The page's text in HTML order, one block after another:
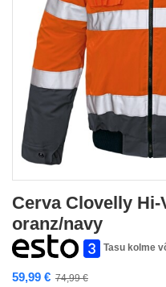
Cerva Clovelly
oranz/navy
Tasu kolme
74,99€
59,99 €